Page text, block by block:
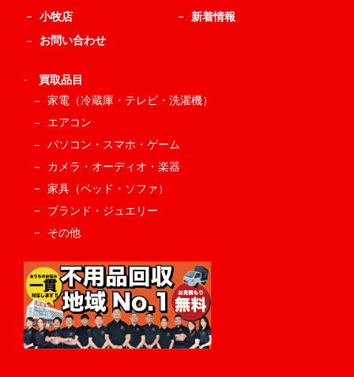
小牧店
新着情報
お問い合わせ
- 買取品目
家電（冷蔵庫・テレビ・洗濯機）
エアコン
パソコン・スマホ・ゲーム
カメラ・オーディオ・楽器
家具（ベッド・ソファ）
ブランド・ジュエリー
その他